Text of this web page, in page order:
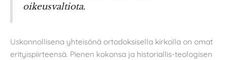
oikeusvaltiota.
Uskonnollisena yhteisönä ortodoksisella kirkolla on omat
erityispiirteensä. Pienen kokonsa ja historiallis-teologisen